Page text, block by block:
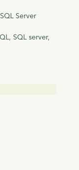
Server
SQL server,